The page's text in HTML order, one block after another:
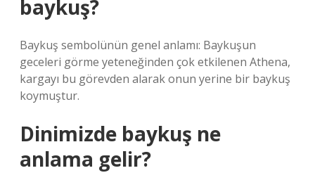
baykuş?
Baykuş sembolünün genel anlamı: Baykuşun
geceleri görme yeteneğinden çok etkilenen Athena,
kargayı bu görevden alarak onun yerine bir baykuş
koymuştur.
Dinimizde baykuş ne
anlama gelir?